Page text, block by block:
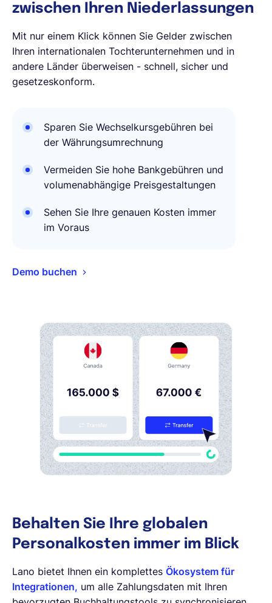
zwischen Ihren Niederlassungen
Mit nur einem Klick können Sie Gelder zwischen
Ihren internationalen Tochterunternehmen und in
andere Länder überweisen - schnell, sicher und
gesetzeskonform.
Sparen Sie Wechselkursgebühren bei
der Währungsumrechnung
Vermeiden Sie hohe Bankgebühren und
volumenabhängige Preisgestaltungen
Sehen Sie Ihre genauen Kosten immer
im Voraus
Demo buchen
Behalten Sie Ihre globalen
Personalkosten immer im Blick
Lano bietet Ihnen ein komplettes Ökosystem für
Integrationen, um alle Zahlungsdaten mit Ihren